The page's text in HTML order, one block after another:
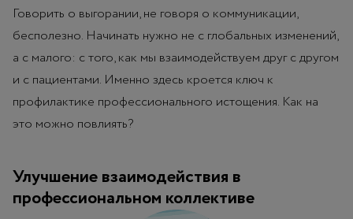
Говорить о выгорании, не говоря о коммуникации,
бесполезно. Начинать нужно не с глобальных изменений,
а с малого: с того, как мы взаимодействуем друг с другом
и с пациентами. Именно здесь кроется ключ к
профилактике профессионального истощения. Как на
это можно повлиять?
Улучшение взаимодействия в
профессиональном коллективе